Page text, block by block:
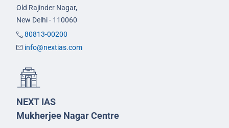
Old Rajinder Nagar,
New Delhi - 110060
80813-00200
info@nextias.com
NEXT IAS
Mukherjee Nagar Centre